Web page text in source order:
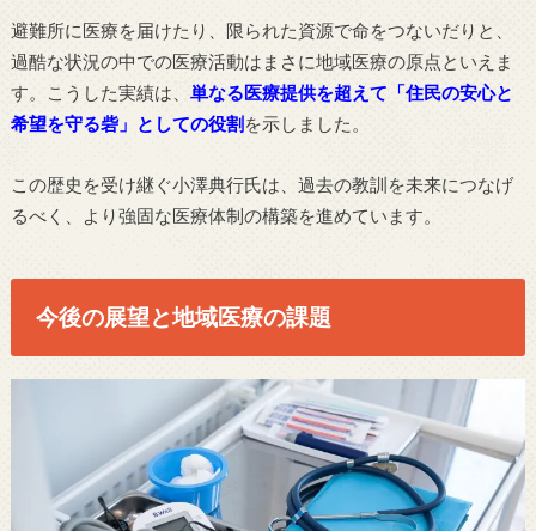
避難所に医療を届けたり、限られた資源で命をつないだりと、
過酷な状況の中での医療活動はまさに地域医療の原点といえま
す。こうした実績は、 単なる医療提供を超えて「住民の安心と
希望を守る砦」としての役割 を示しました。
この歴史を受け継ぐ小澤典行氏は、過去の教訓を未来につなげ
るべく、より強固な医療体制の構築を進めています。
今後の展望と地域医療の課題